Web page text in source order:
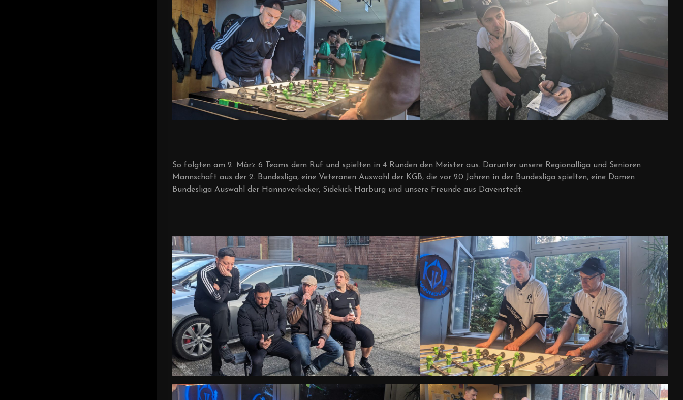
So folgten am 2. März 6 Teams dem Ruf und spielten in 4 Runden den Meister aus. Darunter unsere Regionalliga und Senioren
Mannschaft aus der 2. Bundesliga, eine Veteranen Auswahl der KGB, die vor 20 Jahren in der Bundesliga spielten, eine Damen
Bundesliga Auswahl der Hannoverkicker, Sidekick Harburg und unsere Freunde aus Davenstedt.